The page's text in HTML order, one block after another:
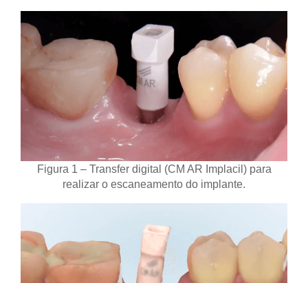
Figura 1 – Transfer digital (CM AR Implacil) para
realizar o escaneamento do implante.